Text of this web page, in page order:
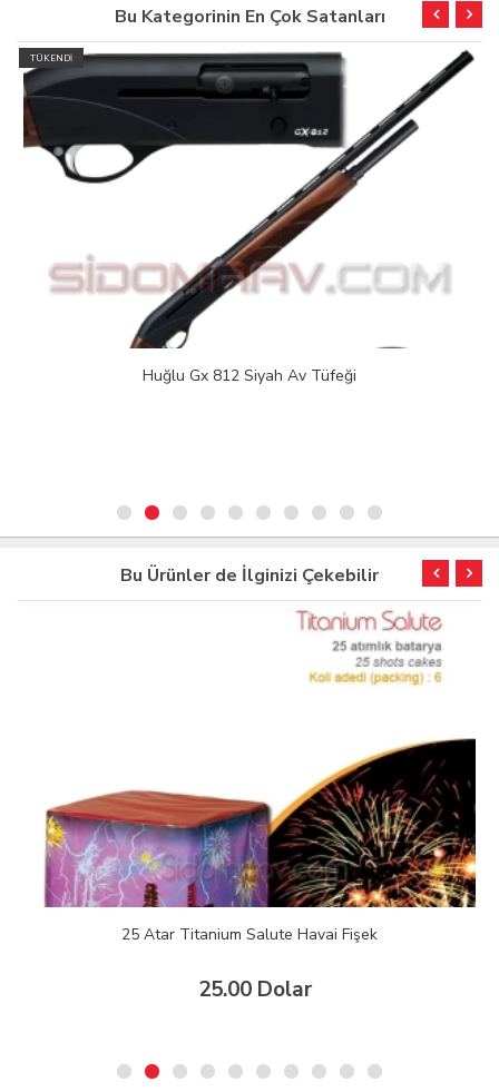
Bu Kategorinin En Çok Satanları
TÜKENDİ
Huğlu Gx 812 Siyah Av Tüfeği
Bu Ürünler de İlginizi Çekebilir
25 Atar Titanium Salute Havai Fişek
25.00 Dolar